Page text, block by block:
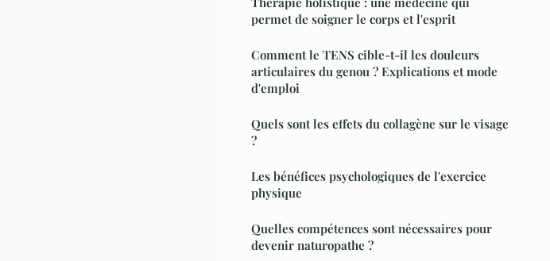
permet de soigner le corps et l'esprit
Comment le TENS cible-t-il les douleurs
articulaires du genou ? Explications et mode
d'emploi
Quels sont les effets du collagène sur le visage
?
Les bénéfices psychologiques de l'exercice
physique
Quelles compétences sont nécessaires pour
devenir naturopathe ?